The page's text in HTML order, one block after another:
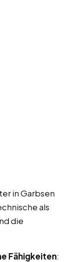
in Garbsen
als
die
Fähigkeiten: